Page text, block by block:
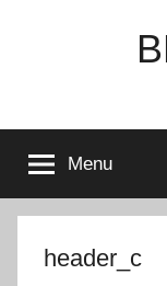
Menu
header_c